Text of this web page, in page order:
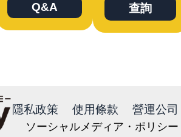
Q&A 查詢
隱私政策 使用條款 營運公司
ソーシャルメディア・ポリシー